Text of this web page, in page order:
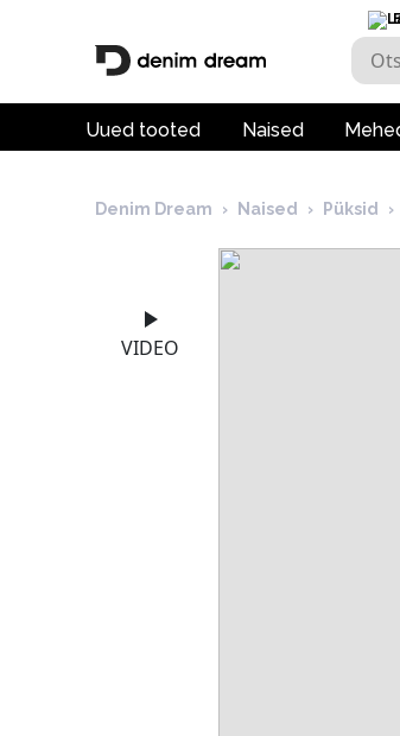
Uued tooted Naised
Denim Dream › Naised › Püksid ›
VIDEO